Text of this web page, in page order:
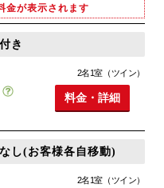
金が表示されます
き
2名1室（ツイン）
料金・詳細
し(お客様各自移動)
2名1室（ツイン）